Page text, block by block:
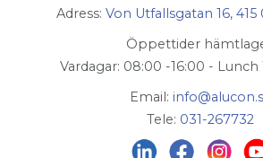
Adress: Von Utfallsgatan 16,
Öppettider
Vardagar: 08:00 -16:00 - Lunch
Email:
Tele: 031-267732